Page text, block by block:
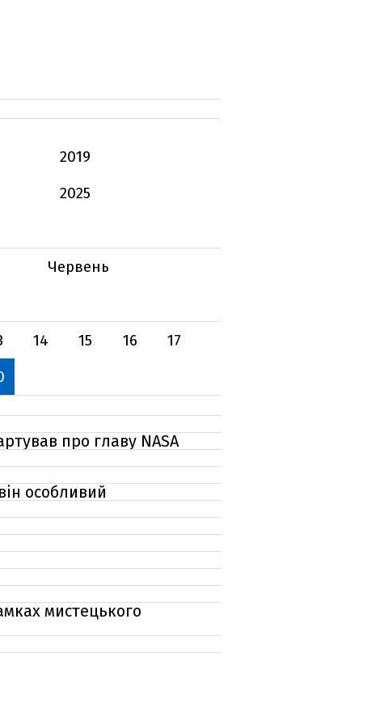
2019
2025
Червень
14 15 16
17
про главу NASA
особливий
мистецького